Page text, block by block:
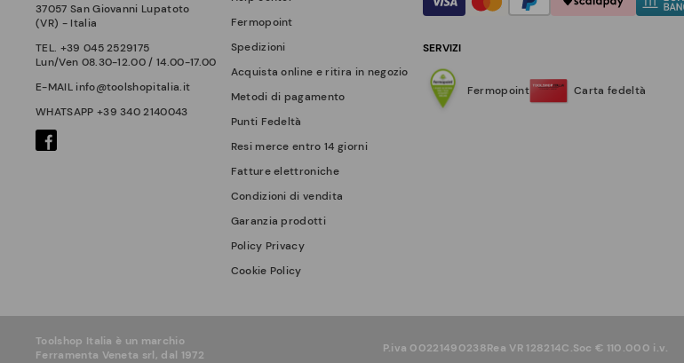
37057 San Giovanni Lupatoto
(VR) - Italia
TEL. +39 045 2529175
Lun/Ven 08.30-12.00 / 14.00-17.00
E-MAIL info@toolshopitalia.it
WHATSAPP +39 340 2140043
Fermopoint
Spedizioni
Acquista online e ritira in negozio
Metodi di pagamento
Punti Fedeltà
Resi merce entro 14 giorni
Fatture elettroniche
Condizioni di vendita
Garanzia prodotti
Policy Privacy
Cookie Policy
SERVIZI
Fermopoint Carta fedeltà
Toolshop Italia è un marchio
Ferramenta Veneta srl, dal 1972
P.iva 00221490238Rea VR 128214C.Soc € 110.000 i.v.